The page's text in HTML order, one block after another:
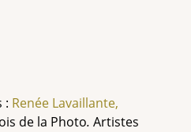
: Renée Lavaillante,
de la Photo. Artistes